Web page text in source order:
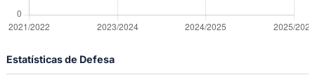
Estatísticas de Defesa